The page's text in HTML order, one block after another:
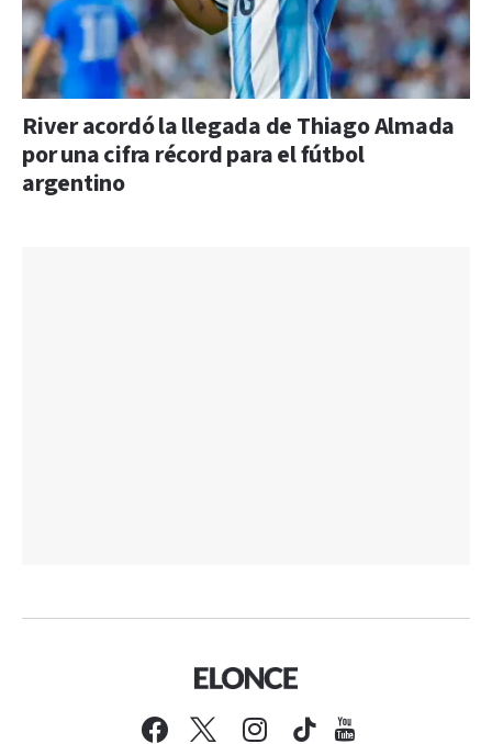
River acordó la llegada de Thiago Almada
por una cifra récord para el fútbol
argentino